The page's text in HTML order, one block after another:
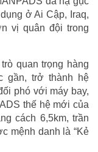
ở Ai Cập, Iraq,
vị quân đội trong
quan trọng hàng
gần, trở thành hệ
phó với máy bay,
thế hệ mới của
cách 6,5km, trần
mệnh danh là “Kẻ